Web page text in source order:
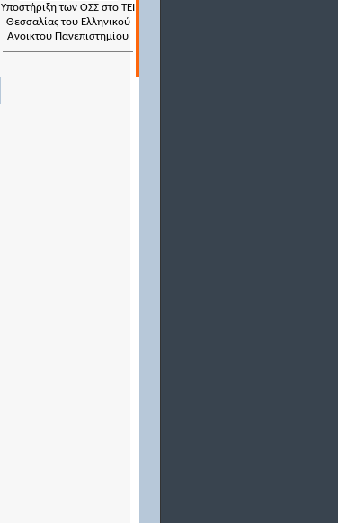
Υποστήριξη των ΟΣΣ στο ΤΕΙ
Θεσσαλίας του Ελληνικού
Ανοικτού Πανεπιστημίου